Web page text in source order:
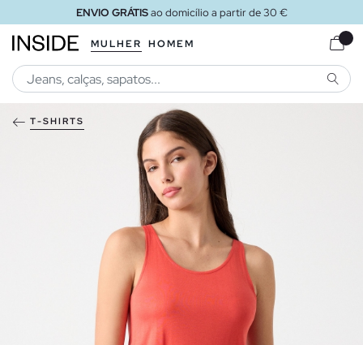
ENVIO GRÁTISao domicílio a partir de 30 €
MULHER HOMEM
T-SHIRTS